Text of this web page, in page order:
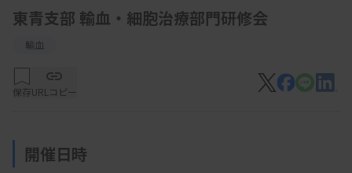
東青支部 輸血・細胞治療部門研修会
輸血
保存URLコピー
開催日時